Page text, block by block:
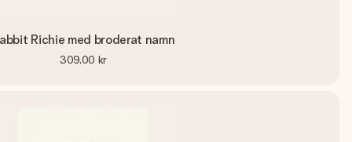
Richie med broderat namn
309,00 kr